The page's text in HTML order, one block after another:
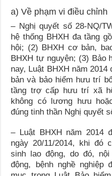
a) Về phạm vi điều chỉnh
– Nghị quyết số 28-NQ/
hệ thống BHXH đa tầng
hội; (2) BHXH cơ bản,
BHXH tự nguyện; (3) Bảo
nay, Luật BHXH năm
bản và bảo hiểm hưu trí
tầng trợ cấp hưu trí xã
không có lương hưu
đúng tinh thần Nghị quyết
– Luật BHXH năm 2014
ngày 20/11/2014, khi đó
sinh lao động, do đó,
động, bệnh nghề nghiệp